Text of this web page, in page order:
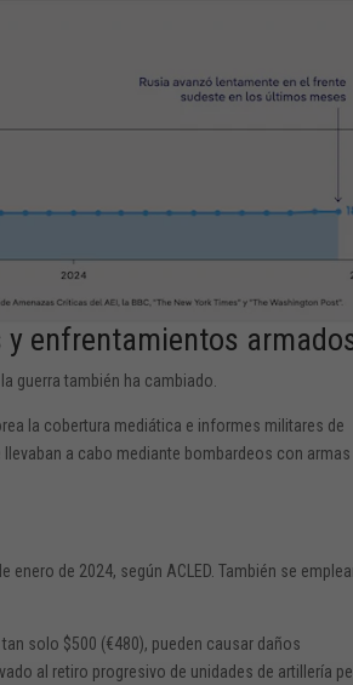
y enfrentamientos
guerra también ha cambiado.
la cobertura mediática e informes militares de
a cabo mediante bombardeos con armas
de 2024, según ACLED. También se
solo $500 (€480), pueden causar daños
al retiro progresivo de unidades de artillería